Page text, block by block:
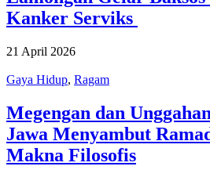
Kanker Serviks
21 April 2026
Gaya Hidup, Ragam
Megengan dan
Jawa Menyambut
Makna Filosofis